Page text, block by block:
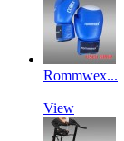
Rommwex...
View